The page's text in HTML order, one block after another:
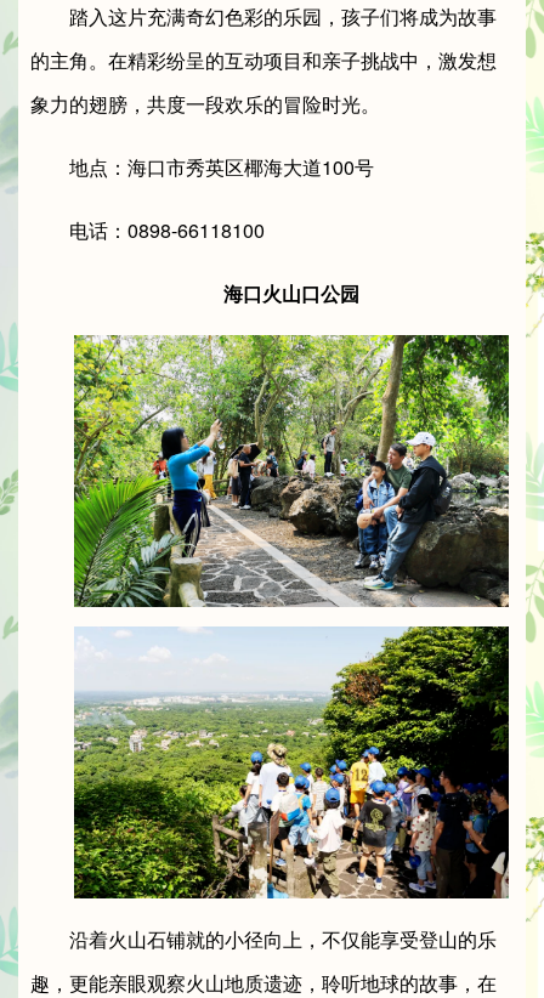
踏入这片充满奇幻色彩的乐园，孩子们将成为故事
的主角。在精彩纷呈的互动项目和亲子挑战中，激发想
象力的翅膀，共度一段欢乐的冒险时光。
地点：海口市秀英区椰海大道100号
电话：0898-66118100
海口火山口公园
沿着火山石铺就的小径向上，不仅能享受登山的乐
趣，更能亲眼观察火山地质遗迹，聆听地球的故事，在